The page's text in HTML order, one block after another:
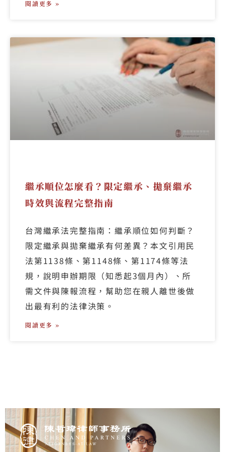
閱讀更多 »
繼承順位怎麼看？限定繼承、拋棄繼承
時效與流程完整指南
台灣繼承法完整指南：繼承順位如何判斷？
限定繼承與拋棄繼承有何差異？本文引用民
法第1138條、第1148條、第1174條等法
規，說明申辦期限（知悉起3個月內）、所
需文件與陳報流程，幫助您在親人離世後做
出最有利的法律決策。
閱讀更多 »